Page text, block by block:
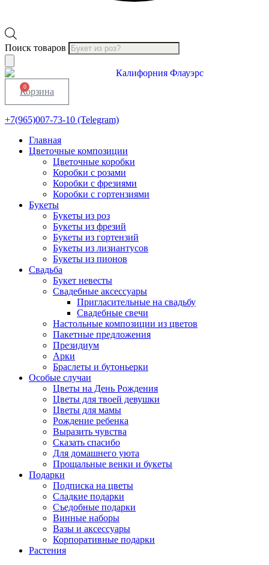
Поиск товаров
0
Корзина
+7(965)007-73-10 (Telegram)
Главная
Цветочные композиции
Цветочные коробки
Коробки с розами
Коробки с фрезиями
Коробки с гортензиями
Букеты
Букеты из роз
Букеты из фрезий
Букеты из гортензий
Букеты из лизиантусов
Букеты из пионов
Свадьба
Букет невесты
Свадебные аксессуары
Пригласительные на свадьбу
Свадебные свечи
Настольные композиции из цветов
Пакетные предложения
Президиум
Арки
Браслеты и бутоньерки
Особые случаи
Цветы на День Рождения
Цветы для твоей девушки
Цветы для мамы
Рождение ребенка
Выразить чувства
Сказать спасибо
Для домашнего уюта
Прощальные венки и букеты
Подарки
Подписка на цветы
Сладкие подарки
Съедобные подарки
Винные наборы
Вазы и аксессуары
Корпоративные подарки
Растения